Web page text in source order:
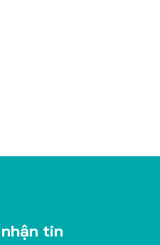
tin